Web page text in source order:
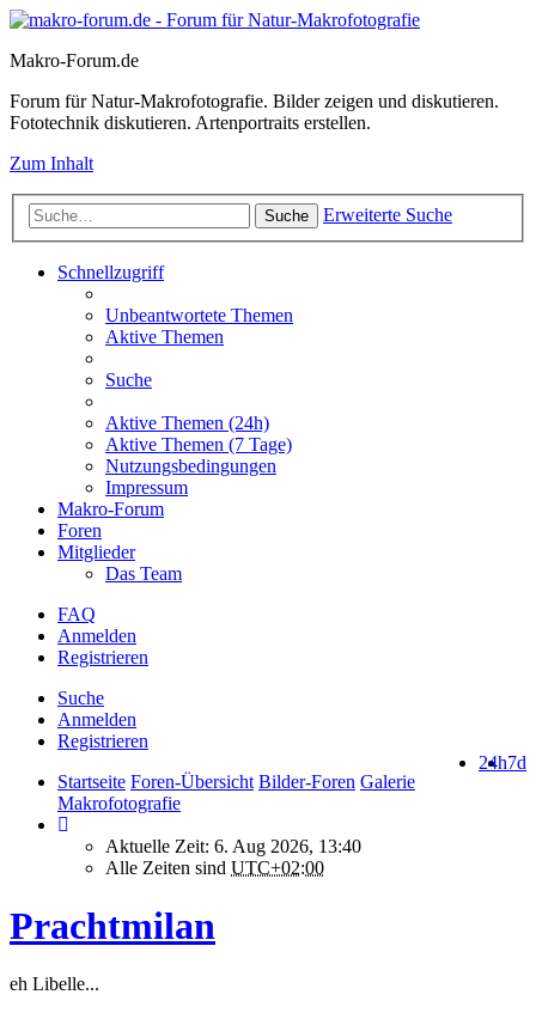
Makro-Forum.de
Forum für Natur-Makrofotografie. Bilder zeigen und diskutieren.
Fototechnik diskutieren. Artenportraits erstellen.
Zum Inhalt
Suche Erweiterte Suche
Schnellzugriff
Unbeantwortete Themen
Aktive Themen
Suche
Aktive Themen (24h)
Aktive Themen (7 Tage)
Nutzungsbedingungen
Impressum
Makro-Forum
Foren
Mitglieder
Das Team
FAQ
Anmelden
Registrieren
Suche
Anmelden
Registrieren
7d
24h
Startseite Foren-Übersicht Bilder-Foren Galerie
Makrofotografie
Aktuelle Zeit: 6. Aug 2026, 13:40
Alle Zeiten sind UTC+02:00
Prachtmilan
eh Libelle...